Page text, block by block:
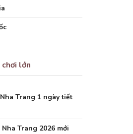
chơi lớn
Trang 1 ngày tiết
Trang 2026 mới